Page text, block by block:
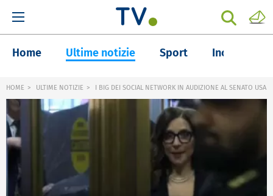
Home Ultime notizie Sport Inchieste
HOME ULTIME NOTIZIE I BIG DEI SOCIAL NETWORK IN AUDIZIONE AL SENATO USA